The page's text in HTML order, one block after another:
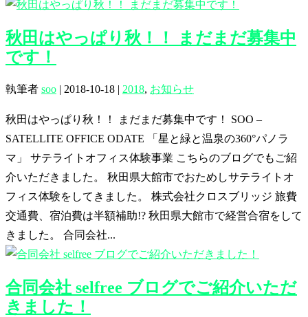
秋田はやっぱり秋！！ まだまだ募集中
です！
執筆者 soo | 2018-10-18 | 2018, お知らせ
秋田はやっぱり秋！！ まだまだ募集中です！ SOO –
SATELLITE OFFICE ODATE 「星と緑と温泉の360°パノラ
マ」 サテライトオフィス体験事業 こちらのブログでもご紹
介いただきました。 秋田県大館市でおためしサテライトオ
フィス体験をしてきました。 株式会社クロスブリッジ 旅費
交通費、宿泊費は半額補助!? 秋田県大館市で経営合宿をして
きました。 合同会社...
合同会社 selfree ブログでご紹介いただ
きました！